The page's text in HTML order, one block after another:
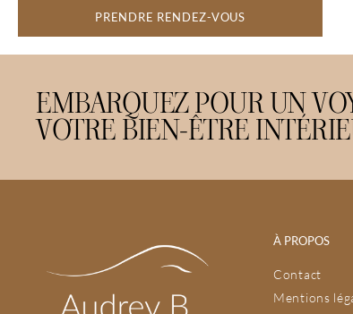
PRENDRE RENDEZ-VOUS
EMBARQUEZ POUR UN
VOTRE BIEN-ÊTRE
À PROPOS
Contact
Mentions